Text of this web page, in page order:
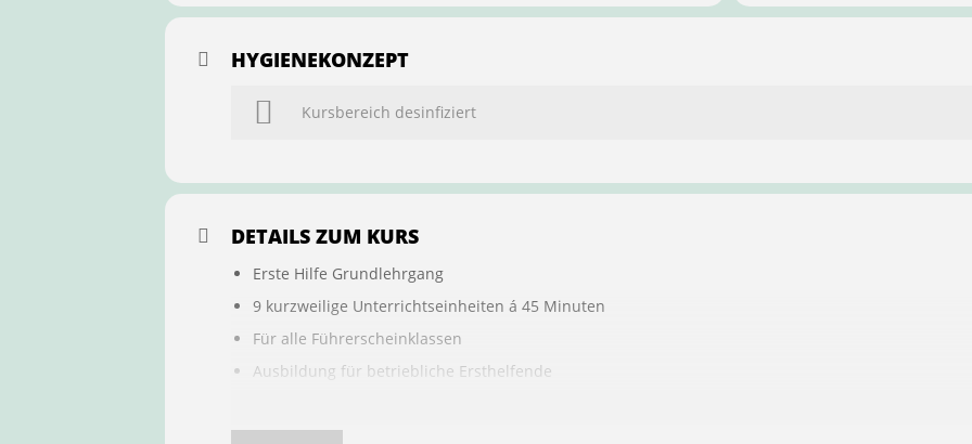
HYGIENEKONZEPT
Kursbereich desinfiziert
DETAILS ZUM KURS
Erste Hilfe Grundlehrgang
9 kurzweilige Unterrichtseinheiten á 45 Minuten
Für alle Führerscheinklassen
Ausbildung für betriebliche Ersthelfende